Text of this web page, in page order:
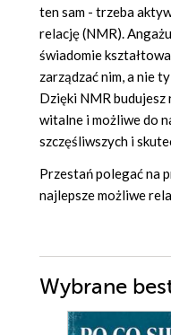
ten sam - trzeba
relację (NMR).
świadomie
zarządzać nim, a nie
Dzięki NMR budujesz
witalne i możliwe do
szczęśliwszych i
Przestań polegać na
najlepsze możliwe
Wybrane